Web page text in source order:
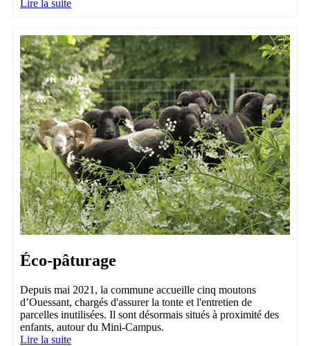
Lire la suite
Éco-pâturage
Depuis mai 2021, la commune accueille cinq moutons
d’Ouessant, chargés d'assurer la tonte et l'entretien de
parcelles inutilisées. Il sont désormais situés à proximité des
enfants, autour du Mini-Campus.
Lire la suite